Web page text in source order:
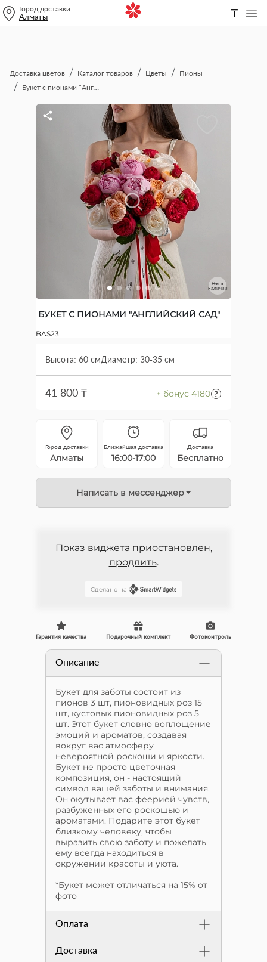
Город доставки
Алматы ₸
Доставка цветов Каталог товаров Цветы
Пионы
Букет с пионами "Английский сад"
Нет в
наличии
БУКЕТ С ПИОНАМИ "АНГЛИЙСКИЙ САД"
BAS23
Высота: 60 смДиаметр: 30-35 см
41 800 ₸ + бонус 4180
Город доставки
Алматы
Ближайшая доставка
16:00-17:00
Доставка
Бесплатно
Написать в мессенджер
Показ виджета приостановлен,
продлить.
Сделано на
Гарантия качества Фотоконтроль
Подарочный комплект
Описание
Букет для заботы состоит из
пионов 3 шт, пионовидных роз 15
шт, кустовых пионовидных роз 5
шт. Этот букет словно воплощение
эмоций и ароматов, создавая
вокруг вас атмосферу
невероятной роскоши и яркости.
Букет не просто цветочная
композиция, он - настоящий
символ вашей заботы и внимания.
Он окутывает вас феерией чувств,
разбуженных его роскошью и
ароматами. Подарите этот букет
близкому человеку, чтобы
выразить свою заботу и пожелать
ему всегда находиться в
окружении красоты и уюта.
*Букет может отличаться на 15% от
фото
Оплата
Доставка